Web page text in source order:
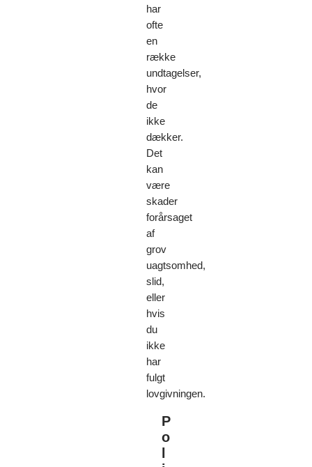
har
ofte
en
række
undtagelser,
hvor
de
ikke
dækker.
Det
kan
være
skader
forårsaget
af
grov
uagtsomhed,
slid,
eller
hvis
du
ikke
har
fulgt
lovgivningen.
P
o